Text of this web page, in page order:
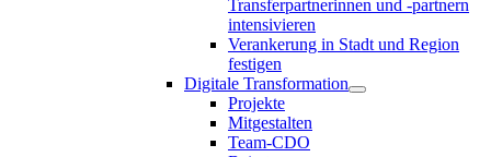
Transferpartnerinnen und -partnern
intensivieren
Verankerung in Stadt und Region
festigen
Digitale Transformation
Projekte
Mitgestalten
Team-CDO